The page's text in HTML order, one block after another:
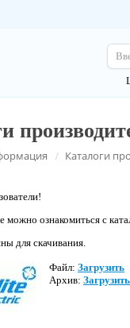
/ Каталоги
можно ознакомиться с
для скачивания.
Файл: Загрузить
Архив: Загрузить